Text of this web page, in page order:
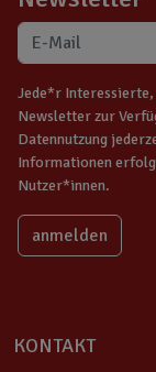
Jede*r Interessierte,
Newsletter zur
Datennutzung
Informationen
Nutzer*innen.
KONTAKT